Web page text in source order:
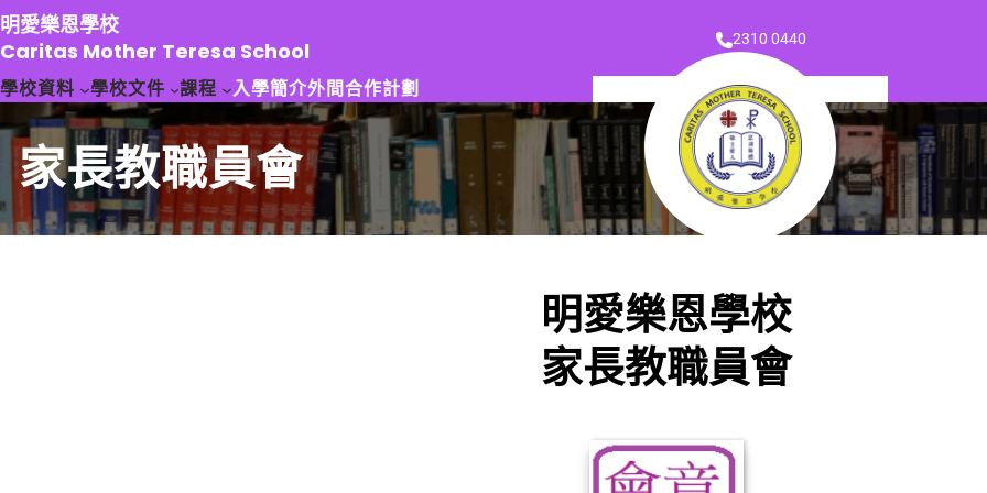
跳
至
主
要
容
明愛樂恩學校
Caritas Mother Teresa School
2310 0440
學校資料 學校文件 課程 入學簡介外間合作計劃
家長教職員會
明愛樂恩學校
家長教職員會